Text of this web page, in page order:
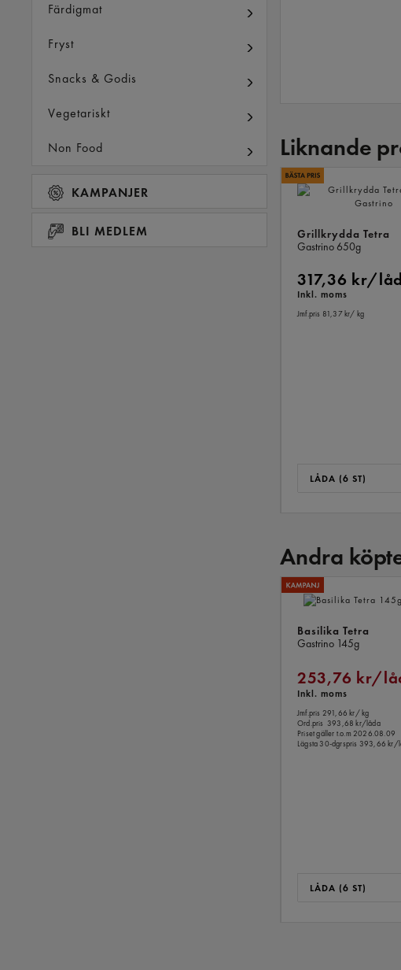
Färdigmat
Fryst
Snacks & Godis
Vegetariskt
Non Food
KAMPANJER
BLI MEDLEM
Liknande
Grillkrydda Tetra
Gastrino 650g
317,36 kr/
Inkl. moms
Jmf.pris 81,37 kr/ kg
LÅDA (6 ST)
Andra
Basilika Tetra
Gastrino 145g
253,76 kr/
Inkl. moms
Jmf.pris 291,66 kr/ kg
Ord.pris 393,68 kr/låda
Priset gäller t.o.m 2026.08.09
Lägsta 30-dgrspris 393,66 kr/
LÅDA (6 ST)